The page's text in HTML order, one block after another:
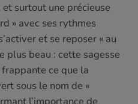
surtout une précieuse
» avec ses rythmes
et se reposer « au
plus beau : cette sagesse
ce que la
sous le nom de «